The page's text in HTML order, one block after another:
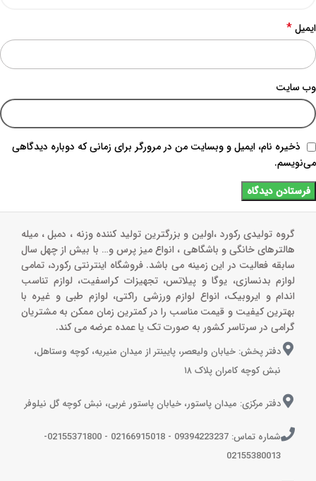
ایمیل*
وب‌ سایت
ذخیره نام، ایمیل و وبسایت من در مرورگر برای زمانی که دوباره دیدگاهی
می‌نویسم.
گروه تولیدی رکورد ،اولین و بزرگترین تولید کننده وزنه ، دمبل ، میله
هالترهای خانگی و باشگاهی ، انواع میز پرس و‌… با بیش از چهل سال
سابقه فعالیت در این زمینه می باشد. فروشگاه اینترنتی رکورد، تمامی
لوازم بدنسازی، یوگا و پیلاتس، تجهیزات کراسفیت، لوازم تناسب
اندام و ایروبیک، انواع لوازم ورزشی راکتی، لوازم طبی و غیره با
بهترین کیفیت و قیمت مناسب را در کمترین زمان ممکن به مشتریان
گرامی در سرتاسر کشور به صورت تک یا عمده عرضه می کند.
دفتر پخش: خیابان ولیعصر، پایینتر از میدان منیریه، کوچه وستاهل،
نبش کوچه کامران پلاک ۱۸
دفتر مرکزی: میدان پاستور، خیابان پاستور غربی، نبش کوچه گل نیلوفر
شماره تماس: 09394223237 - 02166915018 - 02155371800-
02155380013